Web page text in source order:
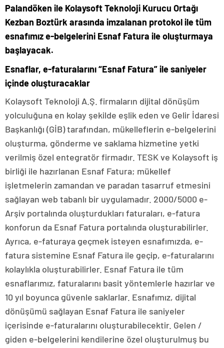
Palandöken ile Kolaysoft Teknoloji Kurucu Ortağı
Kezban Boztürk arasında imzalanan protokol ile tüm
esnafımız e-belgelerini Esnaf Fatura ile oluşturmaya
başlayacak.
Esnaflar, e-faturalarını “Esnaf Fatura” ile saniyeler
içinde oluşturacaklar
Kolaysoft Teknoloji A.Ş. firmaların dijital dönüşüm
yolculuğuna en kolay şekilde eşlik eden ve Gelir İdaresi
Başkanlığı (GİB) tarafından, mükelleflerin e-belgelerini
oluşturma, gönderme ve saklama hizmetine yetki
verilmiş özel entegratör firmadır. TESK ve Kolaysoft iş
birliği ile hazırlanan Esnaf Fatura; mükellef
işletmelerin zamandan ve paradan tasarruf etmesini
sağlayan web tabanlı bir uygulamadır. 2000/5000 e-
Arşiv portalında oluşturdukları faturaları, e-fatura
konforun da Esnaf Fatura portalında oluşturabilirler.
Ayrıca, e-faturaya geçmek isteyen esnafımızda, e-
fatura sistemine Esnaf Fatura ile geçip, e-faturalarını
kolaylıkla oluşturabilirler. Esnaf Fatura ile tüm
esnaflarımız, faturalarını basit yöntemlerle hazırlar ve
10 yıl boyunca güvenle saklarlar. Esnafımız, dijital
dönüşümü sağlayan Esnaf Fatura ile saniyeler
içerisinde e-faturalarını oluşturabilecektir. Gelen /
giden e-belgelerini kendilerine özel oluşturulmuş bu